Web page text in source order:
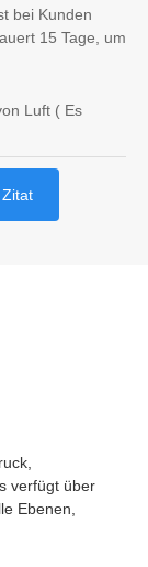
bei Kunden
15 Tage, um
Luft ( Es
verfügt über
Ebenen,